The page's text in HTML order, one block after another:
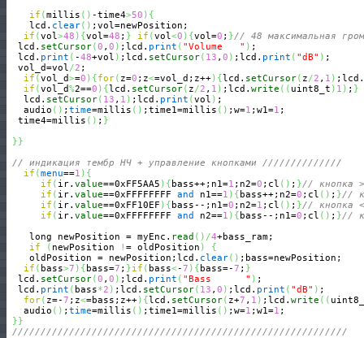
if (millis ( ) -time4>50 ) {
    lcd.
clear( ) ;vol=newPosition;
if (vol>48 ) {vol=48 ; } if (vol<0 ) {vol=0 ; }// 48 максимальная
  lcd.
setCursor(0 , 0 ) ;lcd. print ( "Volume   " ) ;
  lcd.
print ( -48+vol ) ;lcd. setCursor( 13 , 0 ) ;lcd. print ( "dB" ) ;
  vol_d=vol
/2 ;
if (vol_d>=0 ) {for( z=0 ;z<=vol_d;z++) {lcd. setCursor( z/2 , 1 ) ;lcd.
if (vol_d%2==0 ) {lcd. setCursor( z/2 , 1 ) ;lcd. write ( ( uint8_t ) 1 ) ; }
   lcd.
setCursor( 13 , 1 ) ;lcd. print (vol ) ;
   audio
( ) ; time=millis ( ) ;time1=millis ( ) ;w=1 ;w1=1 ;
  time4=millis
( ) ; }
}}
// индикация тембр НЧ + управление кнопками //////////////
if (menu==1 ) {
if ( ir. value==0xFF5AA5 ) { bass++;n1=1 ;n2=0 ;cl ( ) ; }// кнопка >
if ( ir. value==0xFFFFFFFF and n1==1 ) { bass++;n2=0 ;cl ( ) ; }//
if ( ir. value==0xFF10EF ) { bass--;n1=0 ;n2=1 ;cl ( ) ; }// кнопка <
if ( ir. value==0xFFFFFFFF and n2==1 ) { bass--;n1=0 ;cl ( ) ; }//
    long newPosition = myEnc.
read ( ) /4+bass_ram;
if
( newPosition ! = oldPosition )
{
    oldPosition = newPosition;lcd.
clear( ) ;bass=newPosition;
if ( bass>7 ) { bass=7 ; }if ( bass<-7 ) { bass=-7 ; }
  lcd.
setCursor(0 , 0 ) ;lcd. print ( "Bass      " ) ;
  lcd.
print ( bass*2 ) ;lcd. setCursor( 13 , 0 ) ;lcd. print ( "dB" ) ;
for( z=-7 ;z<=bass;z++) {lcd. setCursor( z+7 , 1 ) ;lcd. write ( (
   audio
( ) ; time=millis ( ) ;time1=millis ( ) ;w=1 ;w1=1 ;
}}
///////////////////////////////////////////////////////////